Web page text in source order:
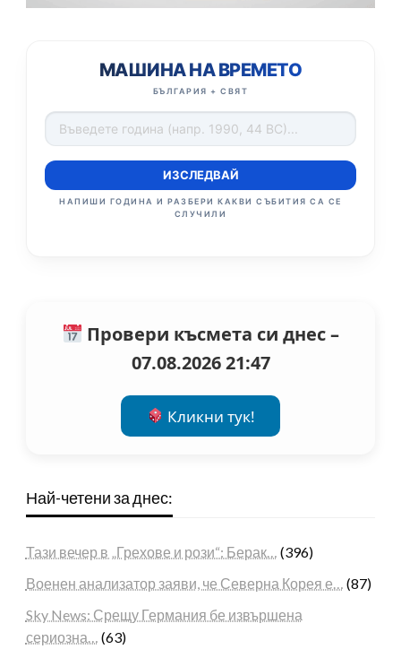
МАШИНА НА ВРЕМЕТО
БЪЛГАРИЯ + СВЯТ
ИЗСЛЕДВАЙ
НАПИШИ ГОДИНА И РАЗБЕРИ КАКВИ СЪБИТИЯ СА СЕ
СЛУЧИЛИ
Провери късмета си днес –
07.08.2026 21:47
Кликни тук!
Най-четени за днес:
Тази вечер в „Грехове и рози“: Берак…
(396)
Военен анализатор заяви, че Северна Корея е…
(87)
Sky News: Срещу Германия бе извършена
сериозна…
(63)